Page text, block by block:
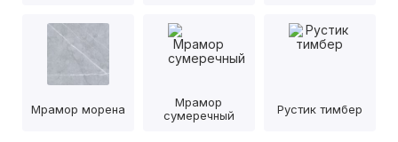
Мрамор морена
Мрамор
сумеречный
Рустик тимбер